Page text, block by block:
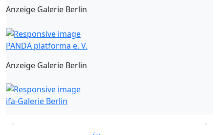
Anzeige Galerie Berlin
PANDA platforma e. V.
Anzeige Galerie Berlin
ifa-Galerie Berlin